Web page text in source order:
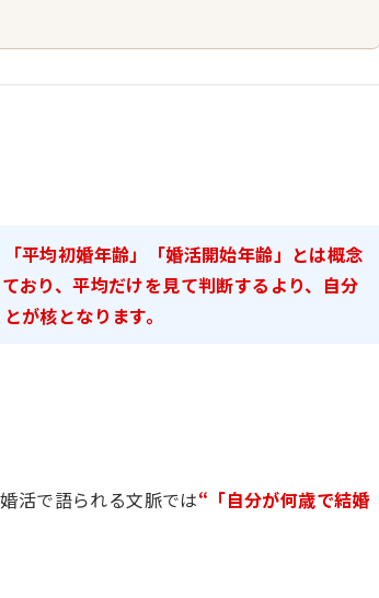
平均初婚年齢」「婚活開始年齢」とは概念
おり、平均だけを見て判断するより、自分
が核となります。
活で語られる文脈では“「自分が何歳で結婚